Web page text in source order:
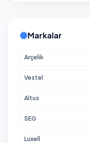
Markalar
Arçelik
Vestel
Altus
SEG
Luxell